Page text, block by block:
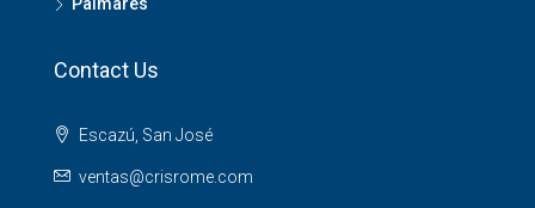
Palmares
Contact Us
Escazú, San José
ventas@crisrome.com